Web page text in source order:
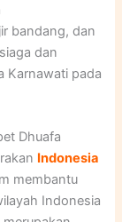
bandang, dan
dan
Karnawati pada
Dhuafa
Indonesia
membantu
Indonesia